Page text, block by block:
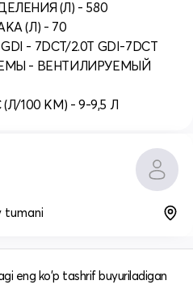
(Л) - 580
(Л) - 70
- 7DCT/2.0T GDI-7DCT
- ВЕНТИЛИРУЕМЫЙ
100 КМ) - 9-9,5 Л
tumani
eng ko'p tashrif buyuriladigan